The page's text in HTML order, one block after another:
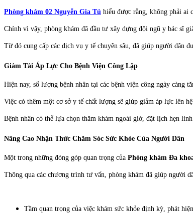
Phòng khám 02 Nguyễn Gia Tú hiểu được rằng, không phải ai
Chính vì vậy, phòng khám đã đầu tư xây dựng đội ngũ y bác sĩ
Từ đó cung cấp các dịch vụ y tế chuyên sâu, đã giúp người dân
Giảm Tải Áp Lực Cho Bệnh Viện Công Lập
Hiện nay, số lượng bệnh nhân tại các bệnh viện công ngày càng
Việc có thêm một cơ sở y tế chất lượng sẽ giúp giảm áp lực lên
Bệnh nhân có thể lựa chọn thăm khám ngoài giờ, đặt lịch hẹn
Nâng Cao Nhận Thức Chăm Sóc Sức Khỏe Của Người Dân
Một trong những đóng góp quan trọng của Phòng khám Đa
Thông qua các chương trình tư vấn, phòng khám đã giúp người
Tầm quan trọng của việc khám sức khỏe định kỳ, phát